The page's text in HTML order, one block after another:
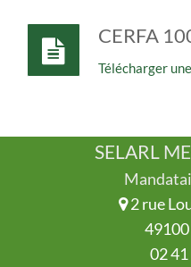
CERFA
Télécharger
SELARL
2 rue
49100
02